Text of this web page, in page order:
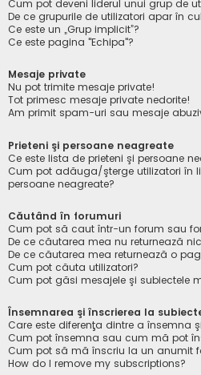
Cum pot deveni liderul unui grup de
De ce grupurile de utilizatori apar în
Ce este un „Grup implicit”?
Ce este pagina "Echipa"?
Mesaje private
Nu pot trimite mesaje private!
Tot primesc mesaje private nedorite!
Am primit spam-uri sau mesaje
Prieteni şi persoane neagreate
Ce este lista de prieteni şi persoane
Cum pot adăuga/şterge utilizatori în
persoane neagreate?
Căutând în forumuri
Cum pot să caut într-un forum sau
De ce căutarea mea nu returnează
De ce căutarea mea returnează o
Cum pot căuta utilizatori?
Cum pot găsi mesajele şi subiectele
Însemnarea şi înscrierea la
Care este diferenţa dintre a însemna
Cum pot însemna sau cum mă pot
Cum pot să mă înscriu la un anumit
How do I remove my subscriptions?